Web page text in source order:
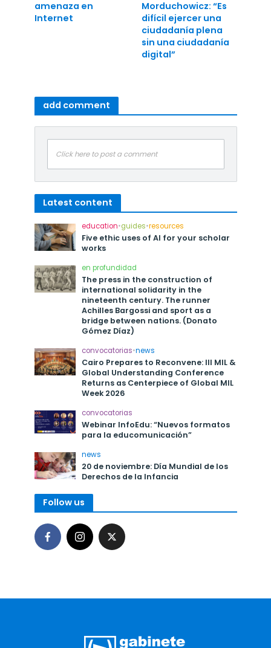
amenaza en
Internet
Morduchowicz: “Es
difícil ejercer una
ciudadanía plena
sin una ciudadanía
digital”
add comment
Click here to post a comment
Latest content
education•guides•resources
Five ethic uses of AI for your scholar
works
en profundidad
The press in the construction of
international solidarity in the
nineteenth century. The runner
Achilles Bargossi and sport as a
bridge between nations. (Donato
Gómez Díaz)
convocatorias•news
Cairo Prepares to Reconvene: III MIL &
Global Understanding Conference
Returns as Centerpiece of Global MIL
Week 2026
convocatorias
Webinar InfoEdu: “Nuevos formatos
para la educomunicación”
news
20 de noviembre: Día Mundial de los
Derechos de la Infancia
Follow us